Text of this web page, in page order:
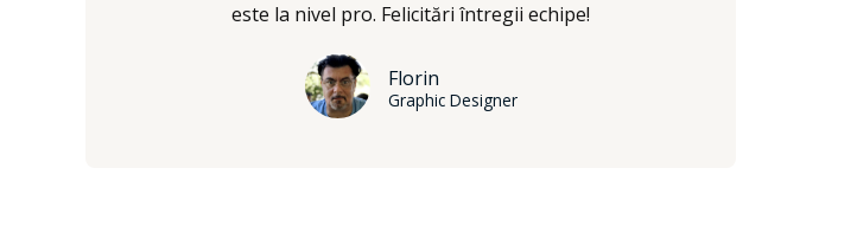
este la nivel pro. Felicitări întregii echipe!
Florin
Graphic Designer